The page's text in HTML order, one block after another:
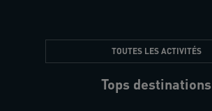
TOUTES LES ACTIVITÉS
Tops destinations